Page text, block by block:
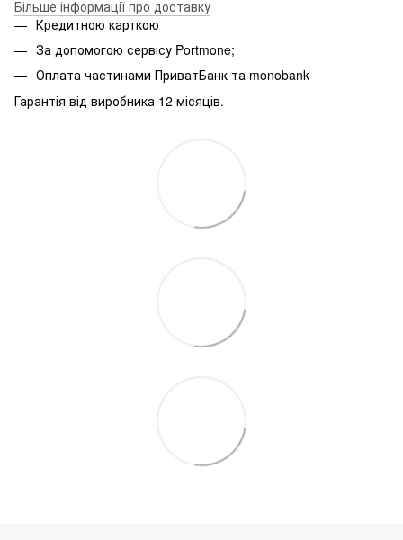
Більше інформації про доставку
Кредитною карткою
За допомогою сервісу Portmone;
Оплата частинами ПриватБанк та monobank
Гарантія від виробника 12 місяців.